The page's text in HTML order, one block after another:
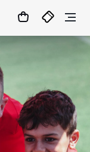
MATCHCENTER